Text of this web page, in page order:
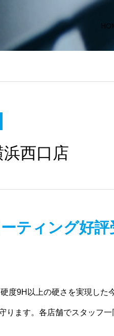
西口店
ティング好評
度9H以上の硬さを実現した
ります。各店舗でスタッフ一